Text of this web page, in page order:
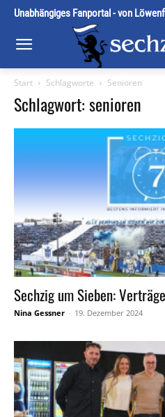
Unabhängiges Fanportal - von
Start Schlagworte Senioren
Schlagwort: senioren
Sechzig um Sieben:
Nina Gessner - 19. Dezember 2024